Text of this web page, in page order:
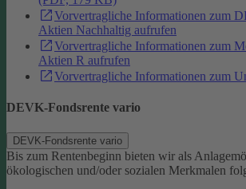
Vorvertragliche Informationen zum
Aktien Nachhaltig aufrufen
Vorvertragliche Informationen zum
Aktien R aufrufen
Vorvertragliche Informationen zum
DEVK-Fondsrente vario
DEVK-Fondsrente vario
Bis zum Rentenbeginn bieten wir als
ökologischen und/oder sozialen Merkmalen